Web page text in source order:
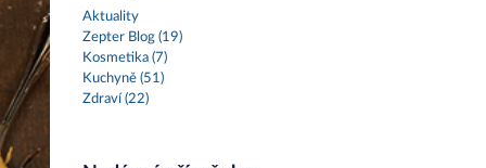
Aktuality
Zepter Blog (19)
Kosmetika (7)
Kuchyně (51)
Zdraví (22)